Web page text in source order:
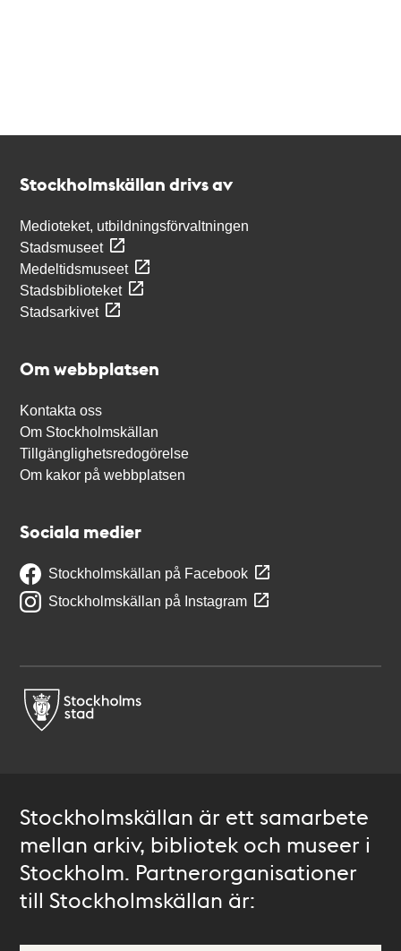
Stockholmskällan drivs av
Medioteket, utbildningsförvaltningen
Stadsmuseet
Medeltidsmuseet
Stadsbiblioteket
Stadsarkivet
Om webbplatsen
Kontakta oss
Om Stockholmskällan
Tillgänglighetsredogörelse
Om kakor på webbplatsen
Sociala medier
Stockholmskällan på Facebook
Stockholmskällan på Instagram
Stockholmskällan är ett samarbete
mellan arkiv, bibliotek och museer i
Stockholm. Partnerorganisationer
till Stockholmskällan är: